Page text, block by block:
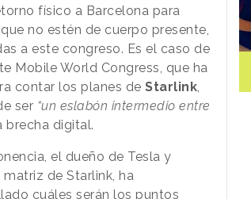
físico a Barcelona para
no estén de cuerpo presente,
a este congreso. Es el caso de
Mobile World Congress, que ha
contar los planes de Starlink
ser “un eslabón intermedio entre
brecha digital.
el dueño de Tesla y
matriz de Starlink, ha
cuáles serán los puntos